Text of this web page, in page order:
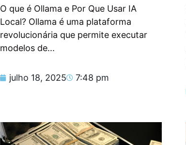
O que é Ollama e Por Que Usar IA
Local? Ollama é uma plataforma
revolucionária que permite executar
modelos de...
julho 18, 2025 7:48 pm